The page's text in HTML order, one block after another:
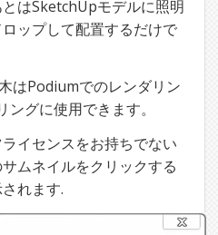
はSketchUpモデルに照明
ップして配置するだけで
はPodiumでのレンダリン
グに使用できます。
イセンスをお持ちでない
ムネイルをクリックする
れます.